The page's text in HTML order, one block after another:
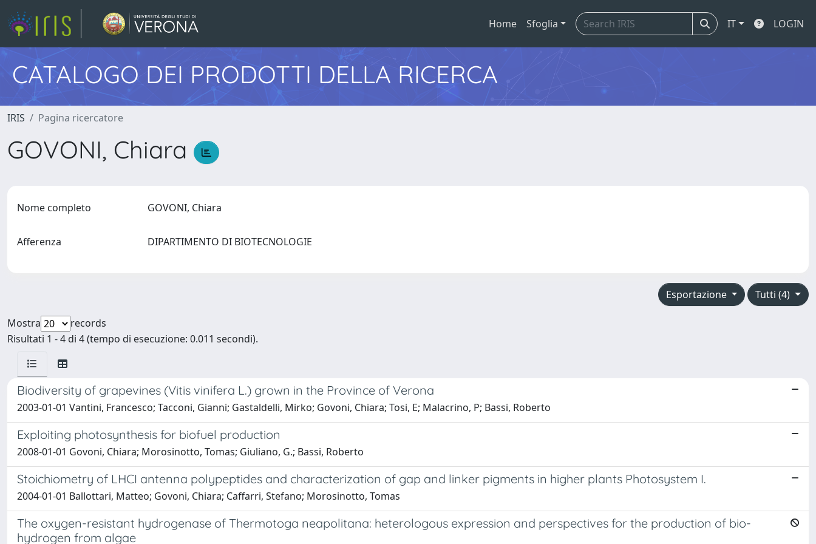
Home Sfoglia IT LOGIN
CATALOGO DEI PRODOTTI DELLA RICERCA
IRIS Pagina ricercatore
GOVONI, Chiara
Nome completo GOVONI, Chiara
Afferenza DIPARTIMENTO DI BIOTECNOLOGIE
Tutti (4)
Esportazione
Mostra
records
Risultati 1 - 4 di 4 (tempo di esecuzione: 0.011 secondi).
Biodiversity of grapevines (Vitis vinifera L.) grown in the Province of Verona
2003-01-01 Vantini, Francesco; Tacconi, Gianni; Gastaldelli, Mirko; Govoni, Chiara; Tosi, E; Malacrino, P; Bassi, Roberto
Exploiting photosynthesis for biofuel production
2008-01-01 Govoni, Chiara; Morosinotto, Tomas; Giuliano, G.; Bassi, Roberto
Stoichiometry of LHCI antenna polypeptides and characterization of gap and linker pigments in higher plants Photosystem I.
2004-01-01 Ballottari, Matteo; Govoni, Chiara; Caffarri, Stefano; Morosinotto, Tomas
The oxygen-resistant hydrogenase of Thermotoga neapolitana: heterologous expression and perspectives for the production of bio-
hydrogen from algae